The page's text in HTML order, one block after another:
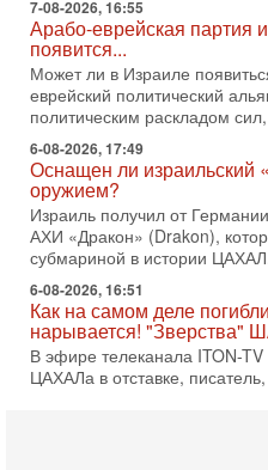
7-08-2026, 16:55
Арабо-еврейская партия
появится...
Может ли в Израиле
еврейский политический
политическим раскладом
6-08-2026, 17:49
Оснащен ли израильский
оружием?
Израиль получил от
АХИ «Дракон» (Drakon),
субмариной в истории
6-08-2026, 16:51
Как на самом деле
нарывается! "Зверства"
В эфире телеканала ITON-
ЦАХАЛа в отставке,